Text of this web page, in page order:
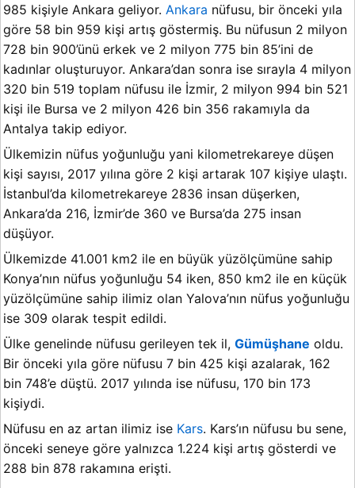
985 kişiyle Ankara geliyor. Ankara nüfusu, bir önceki yıla
göre 58 bin 959 kişi artış göstermiş. Bu nüfusun 2 milyon
728 bin 900’ünü erkek ve 2 milyon 775 bin 85’ini de
kadınlar oluşturuyor. Ankara’dan sonra ise sırayla 4 milyon
320 bin 519 toplam nüfusu ile İzmir, 2 milyon 994 bin 521
kişi ile Bursa ve 2 milyon 426 bin 356 rakamıyla da
Antalya takip ediyor.
Ülkemizin nüfus yoğunluğu yani kilometrekareye düşen
kişi sayısı, 2017 yılına göre 2 kişi artarak 107 kişiye ulaştı.
İstanbul’da kilometrekareye 2836 insan düşerken,
Ankara’da 216, İzmir’de 360 ve Bursa’da 275 insan
düşüyor.
Ülkemizde 41.001 km2 ile en büyük yüzölçümüne sahip
Konya’nın nüfus yoğunluğu 54 iken, 850 km2 ile en küçük
yüzölçümüne sahip ilimiz olan Yalova’nın nüfus yoğunluğu
ise 309 olarak tespit edildi.
Ülke genelinde nüfusu gerileyen tek il, Gümüşhane oldu.
Bir önceki yıla göre nüfusu 7 bin 425 kişi azalarak, 162
bin 748’e düştü. 2017 yılında ise nüfusu, 170 bin 173
kişiydi.
Nüfusu en az artan ilimiz ise Kars. Kars’ın nüfusu bu sene,
önceki seneye göre yalnızca 1.224 kişi artış gösterdi ve
288 bin 878 rakamına erişti.